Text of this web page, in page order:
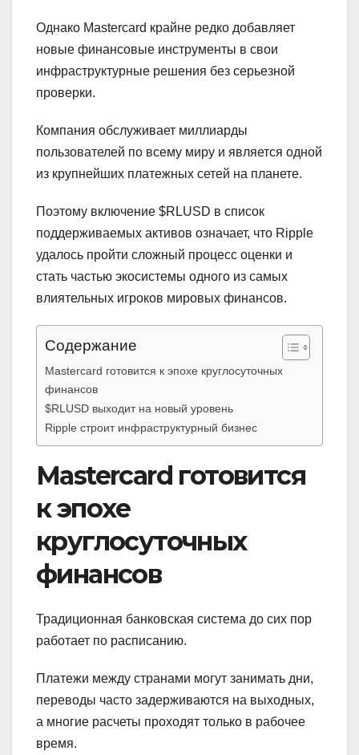
Однако Mastercard крайне редко добавляет
новые финансовые инструменты в свои
инфраструктурные решения без серьезной
проверки.
Компания обслуживает миллиарды
пользователей по всему миру и является одной
из крупнейших платежных сетей на планете.
Поэтому включение $RLUSD в список
поддерживаемых активов означает, что Ripple
удалось пройти сложный процесс оценки и
стать частью экосистемы одного из самых
влиятельных игроков мировых финансов.
Содержание
Mastercard готовится к эпохе круглосуточных
финансов
$RLUSD выходит на новый уровень
Ripple строит инфраструктурный бизнес
Mastercard готовится
к эпохе
круглосуточных
финансов
Традиционная банковская система до сих пор
работает по расписанию.
Платежи между странами могут занимать дни,
переводы часто задерживаются на выходных,
а многие расчеты проходят только в рабочее
время.